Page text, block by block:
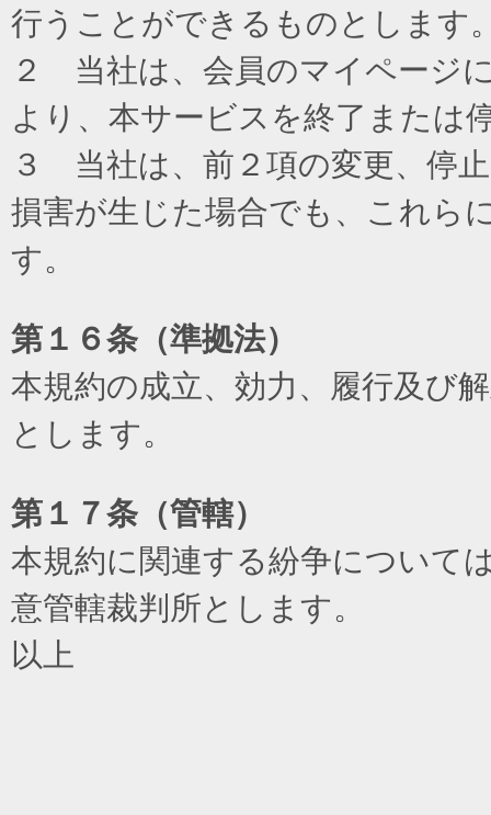
行うことができるものとします
２ 当社は、会員のマイページ
より、本サービスを終了または
３ 当社は、前２項の変更、停
損害が生じた場合でも、これら
す。
第１６条（準拠法）
本規約の成立、効力、履行及び
とします。
第１７条（管轄）
本規約に関連する紛争について
意管轄裁判所とします。
以上